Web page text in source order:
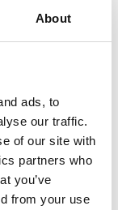
About
ads, to
our traffic.
of our site with
partners who
you’ve
from your use
DIM respektive
i grundversion